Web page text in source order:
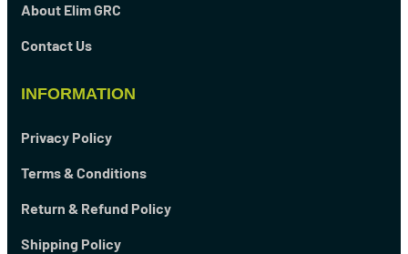
About Elim GRC
Contact Us
INFORMATION
Privacy Policy
Terms & Conditions
Return & Refund Policy
Shipping Policy